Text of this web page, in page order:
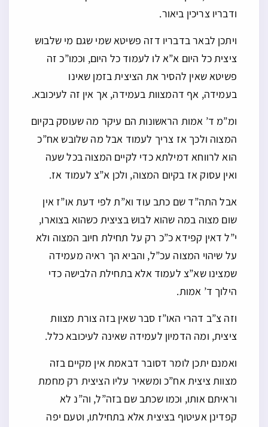
ודבריו צריכין ביאור.
ויתכן לבאר בדבריו דזה פשיטא שמי שגם מי שלבוש
ציצית כל היום א”א לו לעמוד כל היום, וכמו”כ זה
פשיטא שאין להסיר את הציצית בזמן שאינו
בעמידה, אף דהמצוות בעמידה, אך אין זה לעיכובא.
ומ”מ ד’ אמות הראשונות הם עיקר מה שעוסק בקיום
המצוה ולכך אז צריך לעמוד אבל מה שלובש אח”כ
הוא לרווחא דמילתא כדי לקיים המצוה בכל שעה
ואין עסוק אז בקיום המצוה, ולכן א”צ לעמוד אז.
אבל התה”ד שם כתב עוד וא”ת לפי דעת או”ז אין
שום מצוה במה שהוא לבוש בציצית כשהוא בצוארו,
י”ל דאין קפידא כ”כ רק על תחילת חיוב המצוה ולא
על שיהוי המצוה עכ”ל, והביא הך ראיה מעמידה
שמצינו שא”צ לעמוד אלא בתחילת הלבישה כדי
הילוך ד’ אמות.
וזה צ”ב דהרי האו”ז סבר שאין בזה צורת מצוות
ציצית, ומה הדמיון לעמידה שאינה לעיכובא כלל.
ואמנם יתכן לומר דסובר דבאמת אין מקיים בזה
מצוות ציצית אח”כ ומשאיר עליו הציצית רק מחמת
וראיתם אותו, וכמו שכתב שם בזה”ל, וה”נ לא
קפדינן אעיטוף בציצית אלא בתחילתו, וטעם יפה